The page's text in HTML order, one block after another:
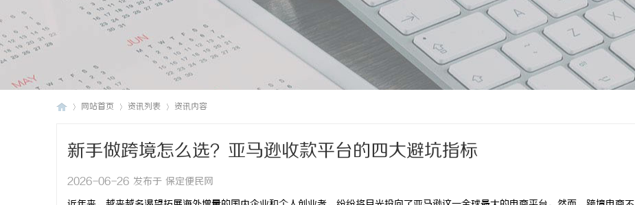
网站首页 资讯列表 资讯内容
新手做跨境怎么选？亚马逊收款平台的四大避坑指标
2026-06-26 发布于 保定便民网